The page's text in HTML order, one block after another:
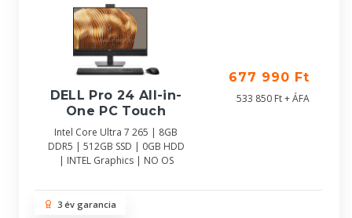
DELL Pro 24 All-in-
One PC Touch
Intel Core Ultra 7 265 | 8GB
DDR5 | 512GB SSD | 0GB HDD
| INTEL Graphics | NO OS
677 990 Ft
533 850 Ft + ÁFA
3 év garancia